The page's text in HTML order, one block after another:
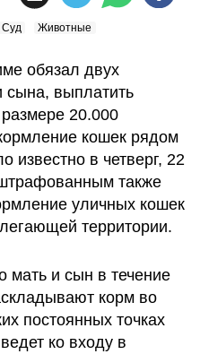
Суд Животные
обязал двух
сына, выплатить
20.000
кошек рядом
известно в четверг, 22
также
уличных кошек
территории.
мать и сын в течение
корм во
постоянных точках
ко входу в